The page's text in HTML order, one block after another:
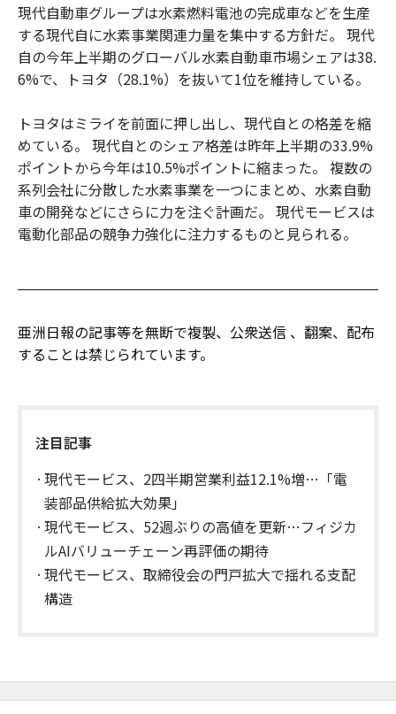
現代自動車グループは水素燃料電池の完成車などを生産
する現代自に水素事業関連力量を集中する方針だ。 現代
自の今年上半期のグローバル水素自動車市場シェアは38.
6%で、トヨタ（28.1%）を抜いて1位を維持している。
トヨタはミライを前面に押し出し、現代自との格差を縮
めている。 現代自とのシェア格差は昨年上半期の33.9%
ポイントから今年は10.5%ポイントに縮まった。 複数の
系列会社に分散した水素事業を一つにまとめ、水素自動
車の開発などにさらに力を注ぐ計画だ。 現代モービスは
電動化部品の競争力強化に注力するものと見られる。
亜洲日報の記事等を無断で複製、公衆送信 、翻案、配布
することは禁じられています。
注目記事
現代モービス、2四半期営業利益12.1%増…「電
装部品供給拡大効果」
現代モービス、52週ぶりの高値を更新…フィジカ
ルAIバリューチェーン再評価の期待
現代モービス、取締役会の門戸拡大で揺れる支配
構造